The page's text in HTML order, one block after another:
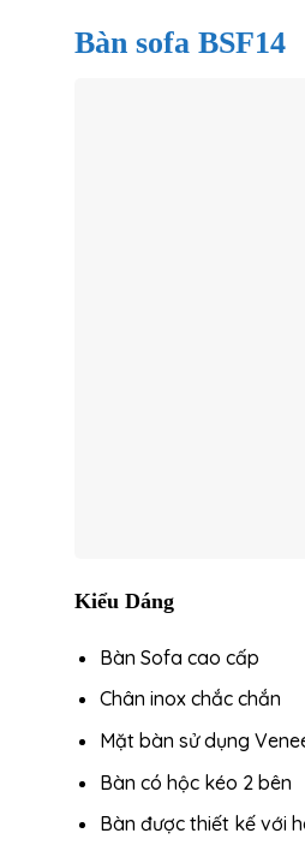
Bàn sofa BSF14
Kiểu Dáng
Bàn Sofa cao cấp
Chân inox chắc chắn
Mặt bàn sử dụng
Bàn có hộc kéo 2 bên
Bàn được thiết kế với